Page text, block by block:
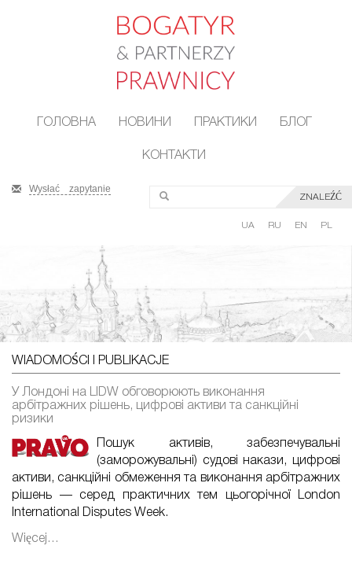
ГОЛОВНА НОВИНИ ПРАКТИКИ БЛОГ
КОНТАКТИ
Wysłać zapytanie
ZNALEŹĆ
UA RU EN PL
WIADOMOŚCI I PUBLIKACJE
У Лондоні на LIDW обговорюють виконання
арбітражних рішень, цифрові активи та санкційні
ризики
Пошук активів, забезпечувальні
(заморожувальні) судові накази, цифрові
активи, санкційні обмеження та виконання арбітражних
рішень — серед практичних тем цьогорічної London
International Disputes Week.
Więcej…